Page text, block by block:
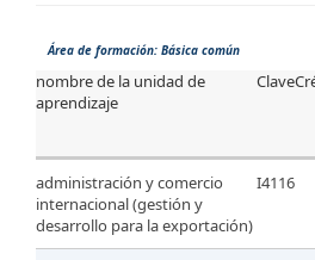
Área de formación: Básica común
nombre de la unidad de
aprendizaje
Clave
administración y comercio
internacional (gestión y
desarrollo para la exportación)
I4116